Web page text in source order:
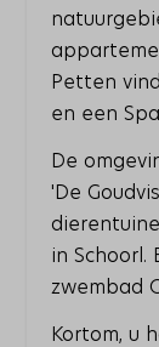
Petten
en een
De
'De
in
zwembad
Kortom, u